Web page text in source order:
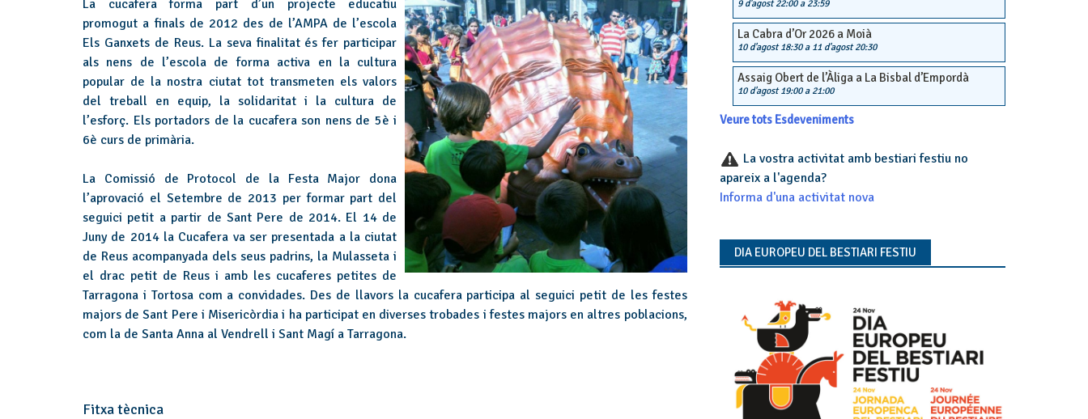
La cucafera forma part d’un projecte educatiu
promogut a finals de 2012 des de l’AMPA de l’escola
Els Ganxets de Reus. La seva finalitat és fer participar
als nens de l’escola de forma activa en la cultura
popular de la nostra ciutat tot transmeten els valors
del treball en equip, la solidaritat i la cultura de
l’esforç. Els portadors de la cucafera son nens de 5è i
6è curs de primària.
La Comissió de Protocol de la Festa Major dona
l’aprovació el Setembre de 2013 per formar part del
seguici petit a partir de Sant Pere de 2014. El 14 de
Juny de 2014 la Cucafera va ser presentada a la ciutat
de Reus acompanyada dels seus padrins, la Mulasseta i
el drac petit de Reus i amb les cucaferes petites de
Tarragona i Tortosa com a convidades. Des de llavors la cucafera participa al seguici petit de les festes
majors de Sant Pere i Misericòrdia i ha participat en diverses trobades i festes majors en altres poblacions,
com la de Santa Anna al Vendrell i Sant Magí a Tarragona.
Fitxa tècnica
9 d'agost 22:00a 23:59
La Cabra d’Or 2026 a Moià
10 d'agost 18:30a 11 d'agost 20:30
Assaig Obert de l’Àliga a La Bisbal d’Empordà
10 d'agost 19:00a 21:00
Veure tots Esdeveniments
La vostra activitat amb bestiari festiu no
apareix a l'agenda?
Informa d'una activitat nova
DIA EUROPEU DEL BESTIARI FESTIU